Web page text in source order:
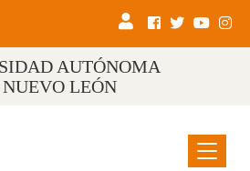
AUTÓNOMA
LEÓN
Menu